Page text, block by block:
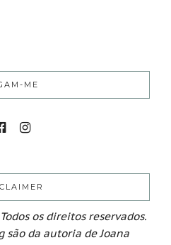
ME
os direitos reservados.
são da autoria de Joana